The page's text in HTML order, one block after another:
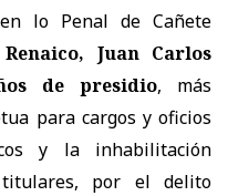
lo Penal de Cañete
Juan Carlos
de presidio, más
para cargos y oficios
y la inhabilitación
por el delito